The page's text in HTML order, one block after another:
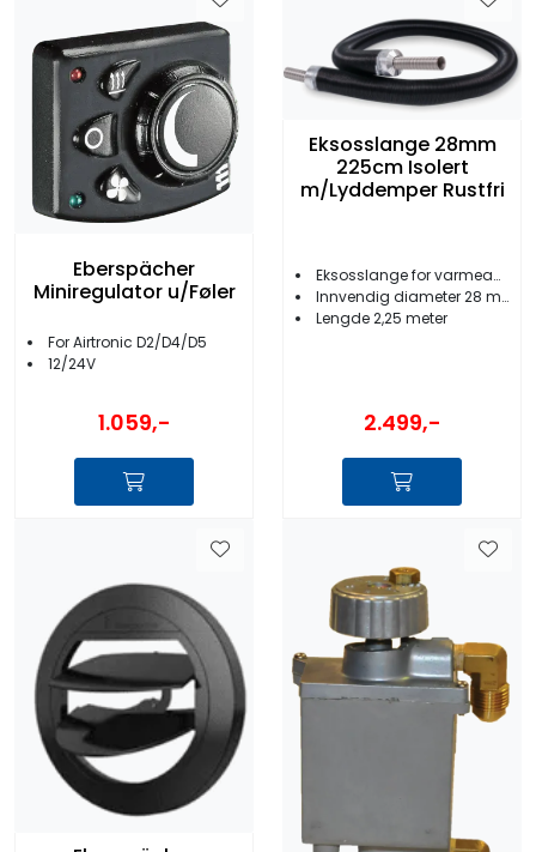
Eberspächer
Miniregulator u/Føler
For Airtronic D2/D4/D5
12/24V
1.059,-
Eksosslange 28mm
225cm Isolert
m/Lyddemper Rustfri
Eksosslange for varmeapparat
Innvendig diameter 28 mm
Lengde 2,25 meter
2.499,-